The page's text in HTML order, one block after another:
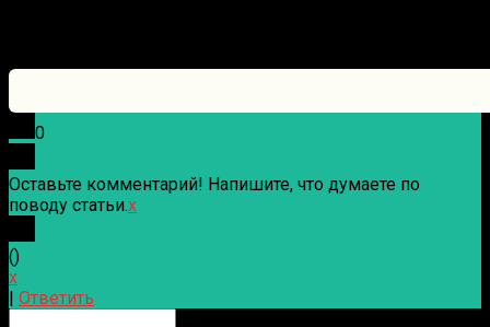
0
Оставьте комментарий! Напишите, что думаете по
поводу статьи.x
()
x
Ответить